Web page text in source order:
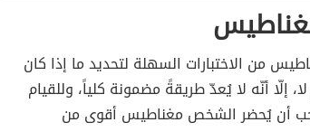
من الاختبارات السهلة لتحديد ما إذا كان
إلّا أنّه لا يُعدّ طريقةً مضمونة كلياً، وللقيام
أن يُحضر الشخص مغناطيس أقوى من